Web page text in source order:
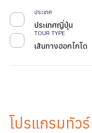
ประเทศ
ประเทศญี่ปุ่น
TOUR TYPE
เส้นทางฮอกไกโด
โปรแกรมทัวร์